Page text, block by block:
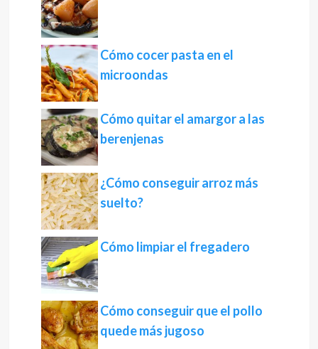
Cómo cocer pasta en el
microondas
Cómo quitar el amargor a las
berenjenas
¿Cómo conseguir arroz más
suelto?
Cómo limpiar el fregadero
Cómo conseguir que el pollo
quede más jugoso